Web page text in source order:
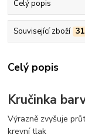
Celý popis
Související zboží 31
Celý popis
Kručinka
Výrazně zvyšuje
krevní tlak